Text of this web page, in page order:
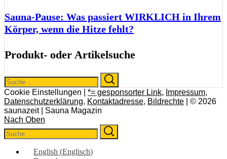
Sauna-Pause: Was passiert WIRKLICH in Ihrem
Körper, wenn die Hitze fehlt?
Produkt- oder Artikelsuche
Search
for:
Cookie Einstellungen | *= gesponsorter Link, Impressum,
Datenschutzerklärung, Kontaktadresse, Bildrechte | © 2026
saunazeit | Sauna Magazin
Nach Oben
Search
for:
English (Englisch)